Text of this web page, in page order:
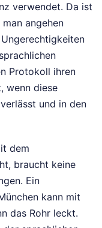
verwendet. Da ist
angehen
Protokoll ihren
wenn diese
und in den
dem
braucht keine
Ein
kann mit
das Rohr leckt.